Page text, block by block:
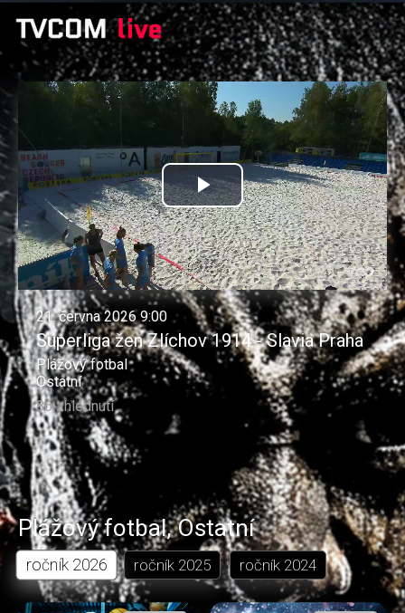
Přehrát
video
21. června 2026 9:00
Superliga žen Zlíchov 1914 - Slavia Praha
Plážový fotbal
Ostatní
86 zhlédnutí
Plážový fotbal,Ostatní
ročník 2026 ročník 2025 ročník 2024